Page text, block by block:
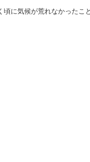
に気候が荒れなかったこと